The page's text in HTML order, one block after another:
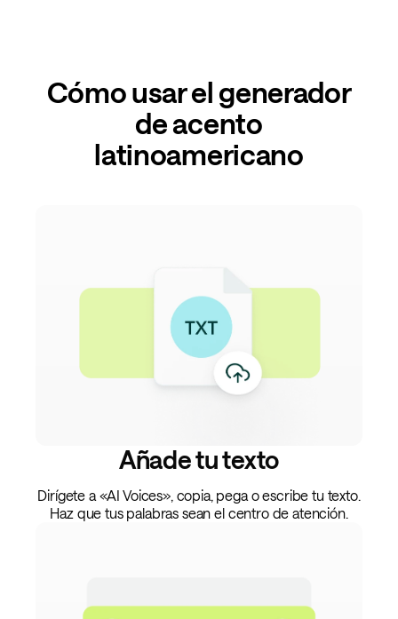
Cómo usar el generador
de acento
latinoamericano
Añade tu texto
Dirígete a «AI Voices», copia, pega o escribe tu texto.
Haz que tus palabras sean el centro de atención.